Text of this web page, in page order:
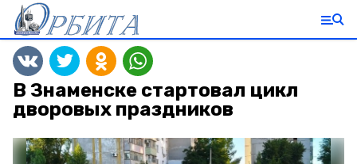
В Знаменске стартовал цикл
дворовых праздников